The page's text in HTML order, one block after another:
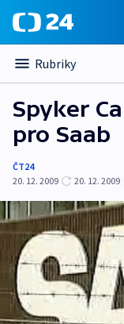
Rubriky
Spyker
pro Saab
ČT24
20. 12. 2009
20. 12. 2009